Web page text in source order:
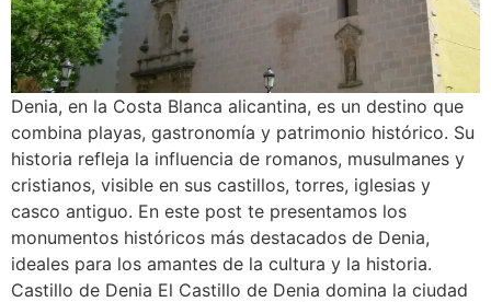
Denia, en la Costa Blanca alicantina, es un destino que
combina playas, gastronomía y patrimonio histórico. Su
historia refleja la influencia de romanos, musulmanes y
cristianos, visible en sus castillos, torres, iglesias y
casco antiguo. En este post te presentamos los
monumentos históricos más destacados de Denia,
ideales para los amantes de la cultura y la historia.
Castillo de Denia El Castillo de Denia domina la ciudad